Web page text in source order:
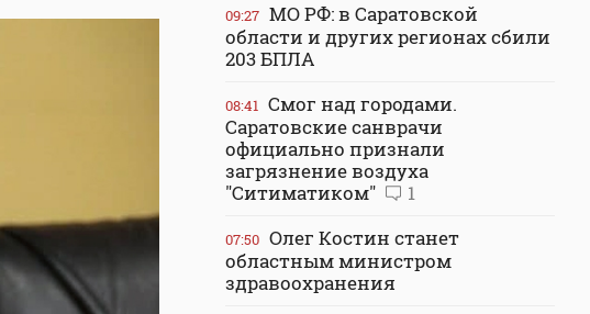
09:27 МО РФ: в Саратовской
области и других регионах сбили
203 БПЛА
08:41 Смог над городами.
Саратовские санврачи
официально признали
загрязнение воздуха
"Ситиматиком"
1
07:50 Олег Костин станет
областным министром
здравоохранения